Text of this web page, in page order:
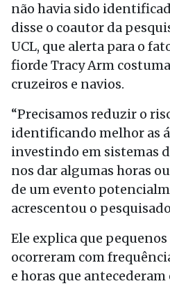
não havia sido
disse o coautor da
UCL, que alerta para o
fiorde Tracy Arm
cruzeiros e navios.
“Precisamos reduzir o
identificando melhor as
investindo em sistemas
nos dar algumas horas
de um evento
acrescentou o
Ele explica que
ocorreram com
e horas que